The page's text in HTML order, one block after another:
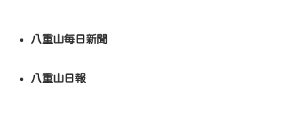
八重山毎日新聞
八重山日報